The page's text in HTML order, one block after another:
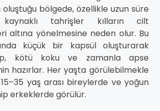
oluştuğu bölgede, özellikle uzun süre
tahrişler kılların cilt
altına yönelmesine neden olur. Bu
küçük bir kapsül oluşturarak
kötü koku ve zamanla apse
hazırlar. Her yaşta görülebilmekle
yaş arası bireylerde ve yoğun
erkeklerde görülür.